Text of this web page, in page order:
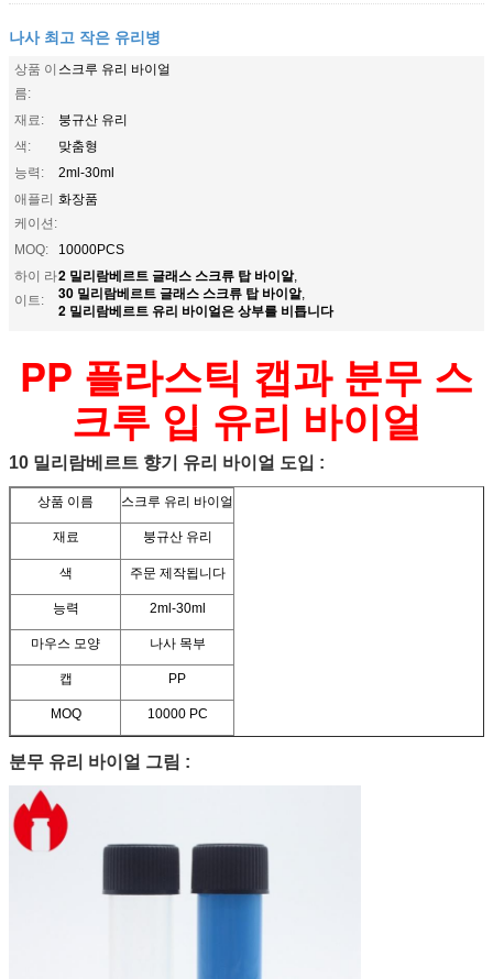
나사 최고 작은 유리병
상품 이
름:
스크루 유리 바이얼
재료:
붕규산 유리
색:
맞춤형
능력:
2ml-30ml
애플리
케이션:
화장품
MOQ:
10000PCS
하이 라
이트:
2 밀리람베르트 글래스 스크류 탑 바이알,
30 밀리람베르트 글래스 스크류 탑 바이알,
2 밀리람베르트 유리 바이얼은 상부를 비틉니다
PP 플라스틱 캡과 분무 스
크루 입 유리 바이얼
10 밀리람베르트 향기 유리 바이얼 도입 :
상품 이름 스크루 유리 바이얼
재료 붕규산 유리
색 주문 제작됩니다
능력 2ml-30ml
마우스 모양 나사 목부
캡 PP
MOQ 10000 PC
분무 유리 바이얼 그림 :